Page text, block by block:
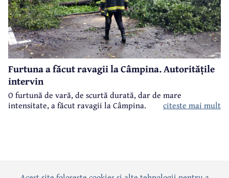
Furtuna a făcut ravagii la Câmpina. Autoritățile
intervin
O furtună de vară, de scurtă durată, dar de mare
intensitate, a făcut ravagii la Câmpina.
citeste mai mult